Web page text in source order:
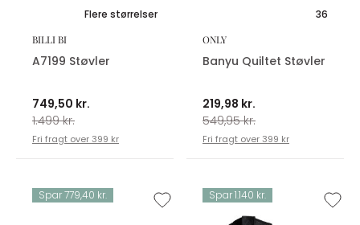
Flere størrelser
BILLI BI
A7199 Støvler
749,50 kr.
1.499 kr.
Fri fragt over 399 kr
36
ONLY
Banyu Quiltet Støvler
219,98 kr.
549,95 kr.
Fri fragt over 399 kr
Spar 779,40 kr. Spar 1.140 kr.